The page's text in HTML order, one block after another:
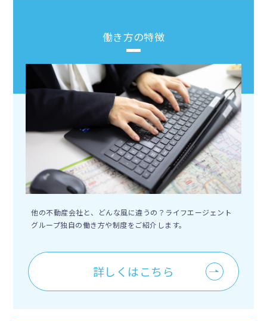
働き方の特徴
他の不動産会社と、どんな風に違うの？ライフエージェント
グループ独自の働き方や制度をご紹介します。
詳しくはこちら